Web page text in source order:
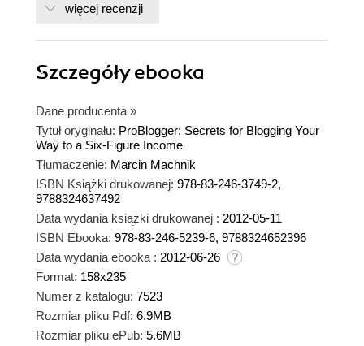
więcej recenzji
Szczegółyebooka
Dane producenta »
Tytuł oryginału: ProBlogger: Secrets for Blogging Your
Way to a Six-Figure Income
Tłumaczenie: Marcin Machnik
ISBN Książki drukowanej: 978-83-246-3749-2,
9788324637492
Data wydania książki drukowanej : 2012-05-11
ISBN Ebooka: 978-83-246-5239-6, 9788324652396
Data wydania ebooka : 2012-06-26
Format: 158x235
Numer z katalogu: 7523
Rozmiar pliku Pdf: 6.9MB
Rozmiar pliku ePub: 5.6MB